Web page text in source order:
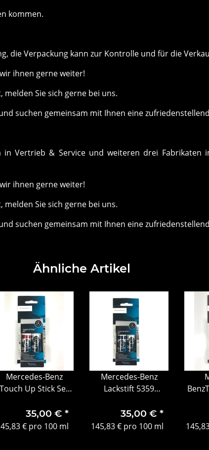
kommen.
die Verpackung kann zur Kontrolle und für die
ihnen gerne weiter!
Sie sich gerne bei uns.
suchen gemeinsam mit Ihnen eine
Vertrieb & Service und weiteren drei
ihnen gerne weiter!
Sie sich gerne bei uns.
suchen gemeinsam mit Ihnen eine
Ähnliche Artikel
Mercedes-Benz
Touch Up Stick Set
smaragdschwarz
met.
35,00 € *
€ pro 100 ml
Mercedes-Benz
Lackstift 5359
A000986235011 5359
A000986235011 5359
35,00 € *
145,83 € pro 100 ml